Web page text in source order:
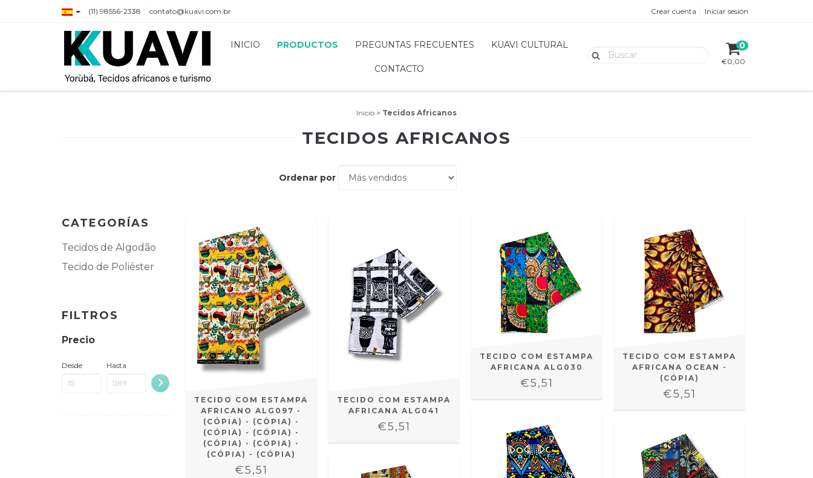
(11) 98556-2338 contato@kuavi.com.br Crear cuenta Iniciar sesión
INICIO PRODUCTOS PREGUNTAS FRECUENTES KUAVI CULTURAL
CONTACTO
0
€0,00
Inicio > Tecidos Africanos
TECIDOS AFRICANOS
Ordenar por
CATEGORÍAS
Tecidos de Algodão
Tecido de Poliéster
FILTROS
Precio
Desde Hasta
TECIDO COM ESTAMPA
AFRICANO ALG097 -
(CÓPIA) - (CÓPIA) -
(CÓPIA) - (CÓPIA) -
(CÓPIA) - (CÓPIA) -
(CÓPIA) - (CÓPIA)
€5,51
TECIDO COM ESTAMPA
AFRICANA ALG041
€5,51
TECIDO COM ESTAMPA
AFRICANA ALG030
€5,51
TECIDO COM ESTAMPA
AFRICANA OCEAN -
(CÓPIA)
€5,51